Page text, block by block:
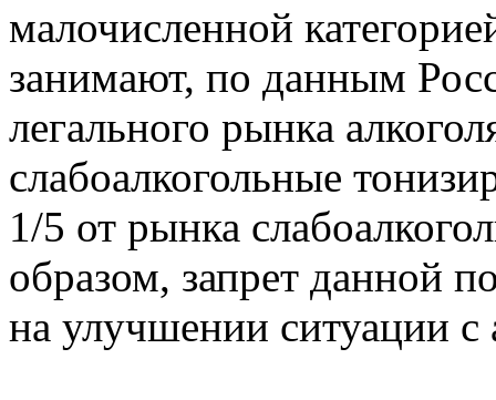
малочисленной
занимают, по данным
легального рынка
слабоалкогольные
1/5 от рынка
образом, запрет данной
на улучшении ситуации с